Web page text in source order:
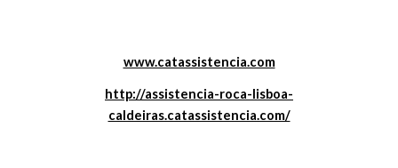
www.catassistencia.com
http://assistencia-roca-lisboa-
caldeiras.catassistencia.com/